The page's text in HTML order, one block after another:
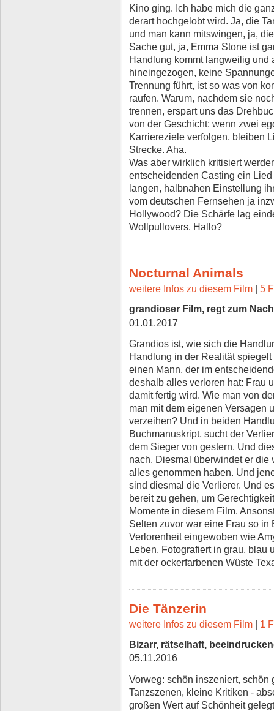
Kino ging. Ich habe mich die
derart hochgelobt wird. Ja, die
und man kann mitswingen, ja,
Sache gut, ja, Emma Stone ist
Handlung kommt langweilig und
hineingezogen, keine
Trennung führt, ist so was von
raufen. Warum, nachdem sie
trennen, erspart uns das
von der Geschicht: wenn zwei
Karriereziele verfolgen, bleiben
Strecke. Aha.
Was aber wirklich kritisiert
entscheidenden Casting ein
langen, halbnahen Einstellung
vom deutschen Fernsehen ja
Hollywood? Die Schärfe lag
Wollpullovers. Hallo?
Nocturnal Animals
weitere Infos zu diesem Film | 5
grandioser Film, regt zum
01.01.2017
Grandios ist, wie sich die
Handlung in der Realität
einen Mann, der im
deshalb alles verloren hat: Frau
damit fertig wird. Wie man von
man mit dem eigenen Versagen
verzeihen? Und in beiden
Buchmanuskript, sucht der
dem Sieger von gestern. Und
nach. Diesmal überwindet er die
alles genommen haben. Und
sind diesmal die Verlierer. Und
bereit zu gehen, um
Momente in diesem Film.
Selten zuvor war eine Frau so
Verlorenheit eingewoben wie
Leben. Fotografiert in grau, blau
mit der ockerfarbenen Wüste
Die Tänzerin
weitere Infos zu diesem Film | 1
Bizarr, rätselhaft,
05.11.2016
Vorweg: schön inszeniert, schön
Tanzszenen, kleine Kritiken -
großen Wert auf Schönheit